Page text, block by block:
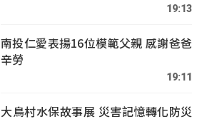
19:13
南投仁愛表揚16位模範父親 感謝爸爸
辛勞
19:11
大鳥村水保故事展 災害記憶轉化防災